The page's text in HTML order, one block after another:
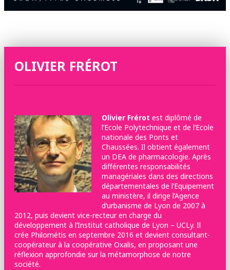
OLIVIER FRÉROT
Olivier Frérot est diplômé de
l’Ecole Polytechnique et de l’Ecole
nationale des Ponts et
Chaussées. Il obtient également
un DEA de pharmacologie. Après
différentes responsabilités
managériales dans des directions
départementales de l’Equipement
au ministère, il dirige l’Agence
d‘urbanisme de Lyon de 2007 à
2012, puis devient vice-recteur en charge du
développement à l’Institut catholique de Lyon – UCLy. Il
crée Philométis en septembre 2016 et devient consultant-
coopérateur à la coopérative Oxalis, en proposant une
réflexion approfondie sur la métamorphose de notre
société.